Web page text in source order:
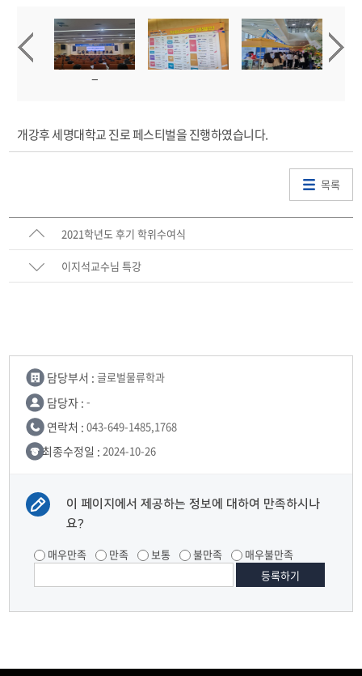
개강후 세명대학교 진로 페스티벌을 진행하였습니다.
목록
2021학년도 후기 학위수여식
이지석교수님 특강
담당부서 : 글로벌물류학과
담당자 : -
연락처 : 043-649-1485,1768
최종수정일 : 2024-10-26
이 페이지에서 제공하는 정보에 대하여 만족하시나
요?
매우만족 만족 보통 불만족 매우불만족